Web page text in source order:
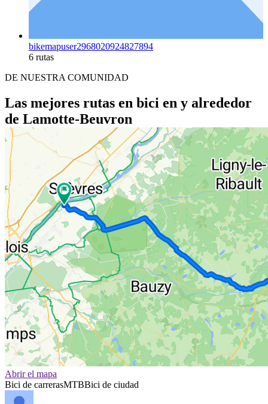
bikemapuser2968020924827894
6 rutas
DE NUESTRA COMUNIDAD
Las mejores rutas en bici en y alrededor
de Lamotte-Beuvron
Abrir el mapa
Bici de carrerasMTBBici de ciudad